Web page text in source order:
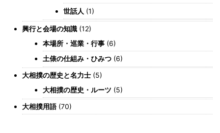
世話人 (1)
興行と会場の知識 (12)
本場所・巡業・行事 (6)
土俵の仕組み・ひみつ (6)
大相撲の歴史と名力士 (5)
大相撲の歴史・ルーツ (5)
大相撲用語 (70)